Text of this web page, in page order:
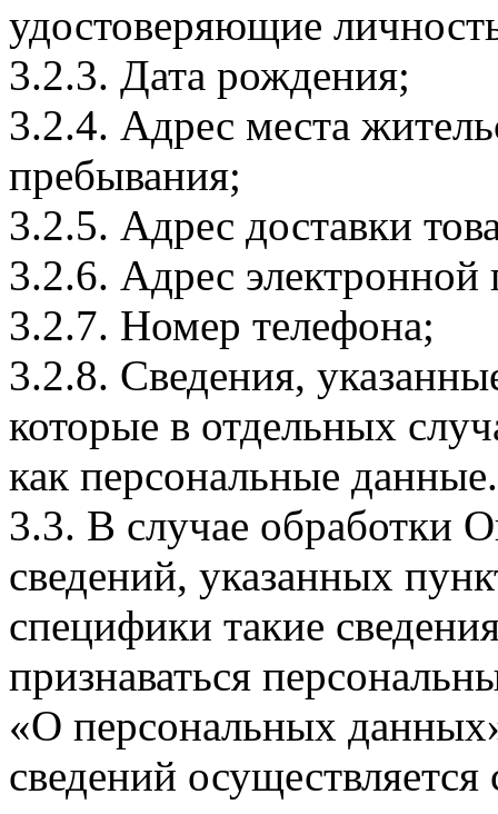
удостоверяющие
3.2.3. Дата рождения;
3.2.4. Адрес места
пребывания;
3.2.5. Адрес доставки
3.2.6. Адрес электронной
3.2.7. Номер телефона;
3.2.8. Сведения,
которые в отдельных
как персональные данные.
3.3. В случае обработки
сведений, указанных
специфики такие
признаваться
«О персональных
сведений